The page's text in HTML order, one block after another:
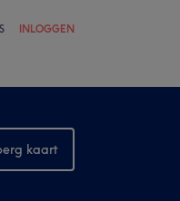
INLOGGEN
kaart
kaart